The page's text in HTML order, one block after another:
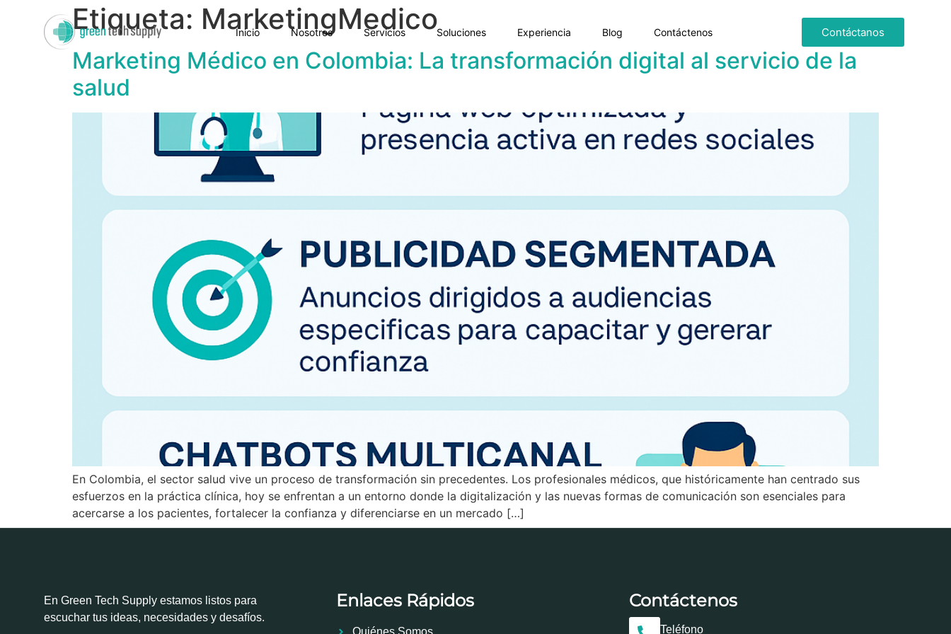
Inicio Nosotros Servicios Soluciones Experiencia Blog Contáctenos Contáctanos
Etiqueta: MarketingMedico
Marketing Médico en Colombia: La transformación digital al servicio de la
salud
En Colombia, el sector salud vive un proceso de transformación sin precedentes. Los profesionales médicos, que históricamente han centrado sus
esfuerzos en la práctica clínica, hoy se enfrentan a un entorno donde la digitalización y las nuevas formas de comunicación son esenciales para
acercarse a los pacientes, fortalecer la confianza y diferenciarse en un mercado […]
En Green Tech Supply estamos listos para
escuchar tus ideas, necesidades y desafíos.
Enlaces Rápidos
Quiénes Somos
Contáctenos
Teléfono